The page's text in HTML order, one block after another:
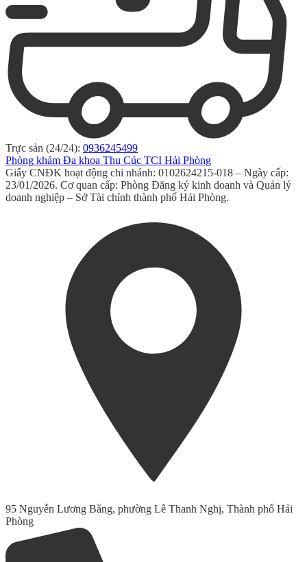
Trực sản (24/24): 0936245499
Phòng khám Đa khoa Thu Cúc TCI Hải Phòng
Giấy CNĐK hoạt động chi nhánh: 0102624215-018 – Ngày cấp:
23/01/2026. Cơ quan cấp: Phòng Đăng ký kinh doanh và Quản lý
doanh nghiệp – Sở Tài chính thành phố Hải Phòng.
95 Nguyễn Lương Bằng, phường Lê Thanh Nghị, Thành phố Hải
Phòng